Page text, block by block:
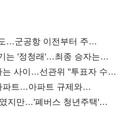
…군공항 이전부터 주
는 '정청래'…최종 승자는
는 사이…선관위 "투표자 수
파트…아파트 규제와
지만…'폐버스 청년주택'